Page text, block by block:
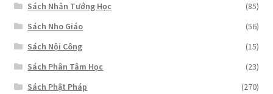
Sách Nhân Tướng Học
(85)
Sách Nho Giáo
(56)
Sách Nội Công
(15)
Sách Phân Tâm Học
(23)
Sách Phật Pháp
(270)